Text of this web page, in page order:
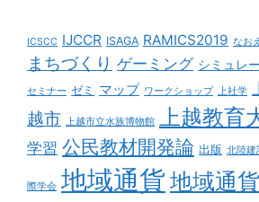
ICSCC IJCCR ISAGA RAMICS2019 なお
まちづくり ゲーミング シミュレ
セミナー ゼミ マップ ワークショップ 上社学
越市 上越市立水族博物館 上越教育
学習 公民教材開発論 出版 北陸建
際学会 地域通貨地域通